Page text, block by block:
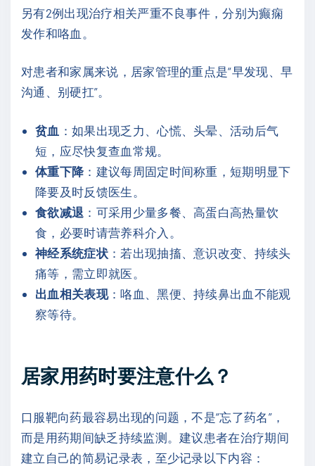
另有2例出现治疗相关严重不良事件，分别为癫痫
发作和咯血。
对患者和家属来说，居家管理的重点是“早发现、早
沟通、别硬扛”。
贫血 ：如果出现乏力、心慌、头晕、活动后气
短，应尽快复查血常规。
体重下降：建议每周固定时间称重，短期明显下
降要及时反馈医生。
食欲减退 ：可采用少量多餐、高蛋白高热量饮
食，必要时请营养科介入。
神经系统症状：若出现抽搐、意识改变、持续头
痛等，需立即就医。
出血相关表现：咯血、黑便、持续鼻出血不能观
察等待。
居家用药时要注意什么？
口服靶向药最容易出现的问题，不是“忘了药名”，
而是用药期间缺乏持续监测。建议患者在治疗期间
建立自己的简易记录表，至少记录以下内容：